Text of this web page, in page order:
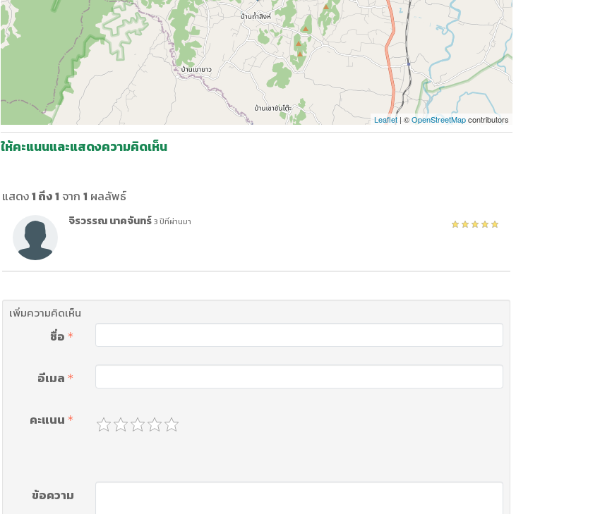
Leaflet| ©OpenStreetMapcontributors
ให้คะแนนและแสดงความคิดเห็น
แสดง1 ถึง 1 จาก 1 ผลลัพธ์
จิรวรรณ นาคจันทร์3 ปีที่ผ่านมา
เพิ่มความคิดเห็น
ชื่อ
อีเมล
คะแนน
ข้อความ